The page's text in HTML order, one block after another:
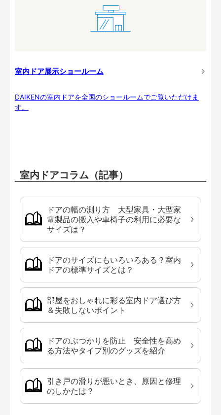
室内ドア展示ショールーム
DAIKENの室内ドアを全国のショールームでご覧いただけま
す。
室内ドアコラム（記事）
ドアの幅の測り方 大型家具・大型家
電製品の搬入や車椅子の利用に必要な
サイズは？
ドアのサイズにもいろいろある？室内
ドアの標準サイズとは？
部屋をおしゃれに彩る室内ドア選び方
＆失敗しないポイント
ドアのぶつかりを防止 安全性を高め
る方法やタイプ別のグッズを紹介
引き戸の滑りが悪いとき、原因と修理
のしかたは？